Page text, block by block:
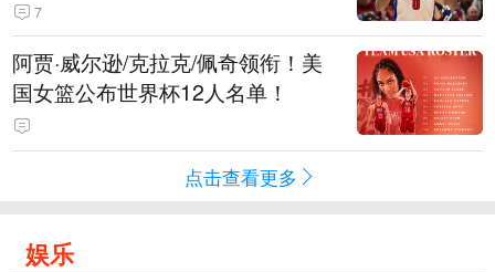
7
阿贾·威尔逊/克拉克/佩奇领衔！美
国女篮公布世界杯12人名单！
点击查看更多
娱乐